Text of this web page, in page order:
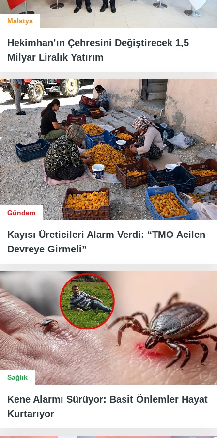
Malatya
Hekimhan’ın Çehresini Değiştirecek 1,5
Milyar Liralık Yatırım
Gündem
Kayısı Üreticileri Alarm Verdi: “TMO Acilen
Devreye Girmeli”
Sağlık
Kene Alarmı Sürüyor: Basit Önlemler Hayat
Kurtarıyor